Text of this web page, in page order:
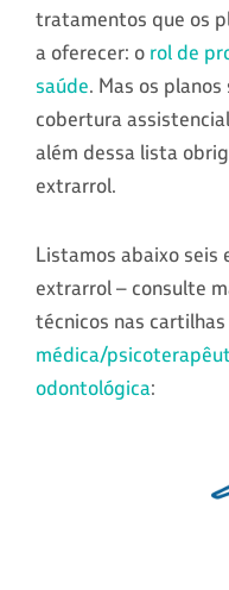
tratamentos que os
a oferecer: o rol de
saúde. Mas os
cobertura
além dessa lista
extrarrol.
Listamos abaixo seis
extrarrol – consulte
técnicos nas cartilhas
médica/
odontológica: